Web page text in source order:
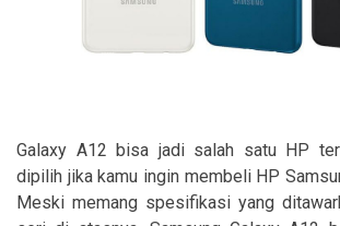
Galaxy A12 bisa jadi salah satu HP
dipilih jika kamu ingin membeli HP
Meski memang spesifikasi yang